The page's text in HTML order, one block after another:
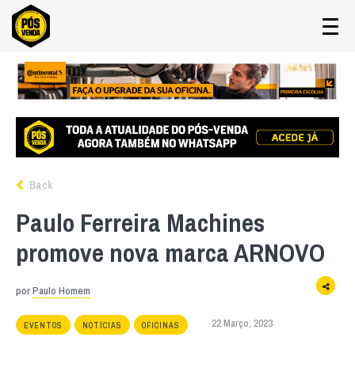
Back
Paulo Ferreira Machines
promove nova marca ARNOVO
porPaulo Homem
EVENTOS NOTÍCIAS OFICINAS 22 Março, 2023